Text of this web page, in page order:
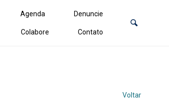
Agenda Denuncie
Colabore Contato
Voltar